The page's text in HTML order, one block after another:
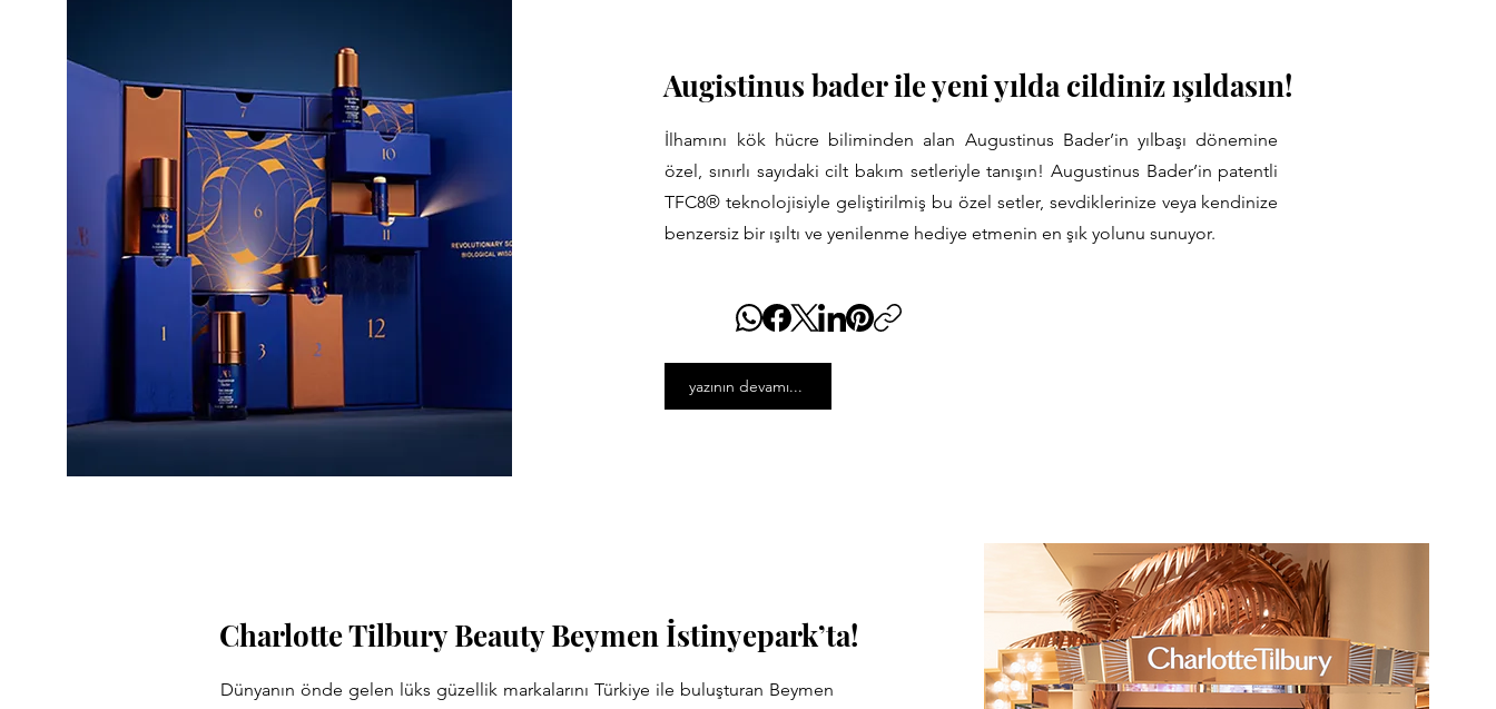
Augistinus bader ile yeni yılda cildiniz ışıldasın!
İlhamını kök hücre biliminden alan Augustinus Bader’in yılbaşı dönemine
özel, sınırlı sayıdaki cilt bakım setleriyle tanışın! Augustinus Bader’in patentli
TFC8® teknolojisiyle geliştirilmiş bu özel setler, sevdiklerinize veya kendinize
benzersiz bir ışıltı ve yenilenme hediye etmenin en şık yolunu sunuyor.
yazının devamı...
Charlotte Tilbury Beauty Beymen İstinyepark’ta!
Dünyanın önde gelen lüks güzellik markalarını Türkiye ile buluşturan Beymen